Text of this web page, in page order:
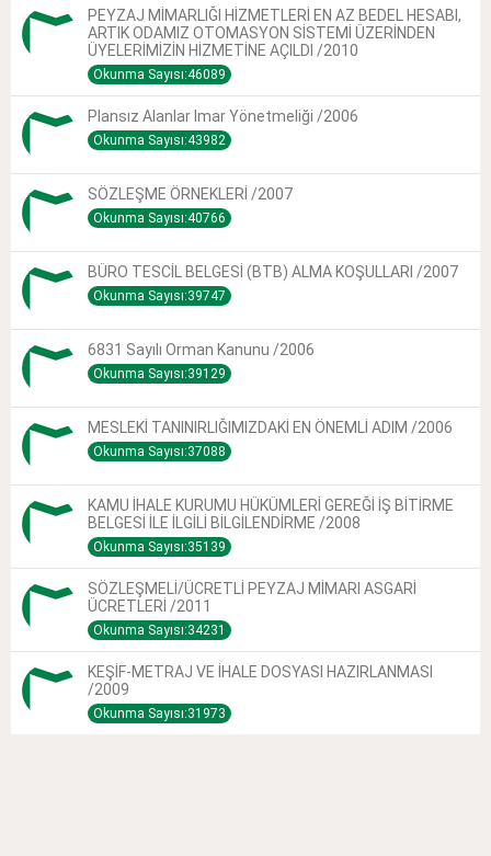
PEYZAJ MİMARLIĞI HİZMETLERİ EN AZ BEDEL HESABI,
ARTIK ODAMIZ OTOMASYON SİSTEMİ ÜZERİNDEN
ÜYELERİMİZİN HİZMETİNE AÇILDI /2010
Okunma Sayısı:46089
Plansız Alanlar Imar Yönetmeliği /2006
Okunma Sayısı:43982
SÖZLEŞME ÖRNEKLERİ /2007
Okunma Sayısı:40766
BÜRO TESCİL BELGESİ (BTB) ALMA KOŞULLARI /2007
Okunma Sayısı:39747
6831 Sayılı Orman Kanunu /2006
Okunma Sayısı:39129
MESLEKİ TANINIRLIĞIMIZDAKİ EN ÖNEMLİ ADIM /2006
Okunma Sayısı:37088
KAMU İHALE KURUMU HÜKÜMLERİ GEREĞİ İŞ BİTİRME
BELGESİ İLE İLGİLİ BİLGİLENDİRME /2008
Okunma Sayısı:35139
SÖZLEŞMELİ/ÜCRETLİ PEYZAJ MİMARI ASGARİ
ÜCRETLERİ /2011
Okunma Sayısı:34231
KEŞİF-METRAJ VE İHALE DOSYASI HAZIRLANMASI
/2009
Okunma Sayısı:31973